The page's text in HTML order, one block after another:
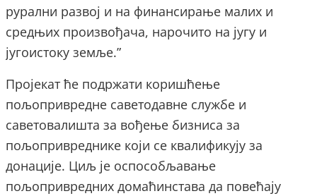
рурални развој и на финансирање малих и
средњих произвођача, нарочито на југу и
југоистоку земље.”
Пројекат ће подржати коришћење
пољопривредне саветодавне службе и
саветовалишта за вођење бизниса за
пољопривреднике који се квалификују за
донације. Циљ је оспособљавање
пољопривредних домаћинстава да повећају